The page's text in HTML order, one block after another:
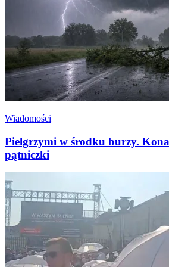
Wiadomości
Pielgrzymi w środku burzy.
pątniczki